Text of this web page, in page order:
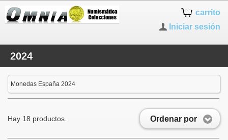
carrito
Iniciar sesión
2024
Monedas España 2024
Ordenar por
Hay 18 productos.